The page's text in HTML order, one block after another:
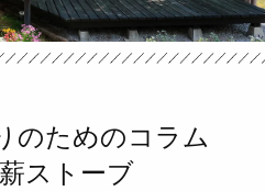
のためのコラム
ストーブ